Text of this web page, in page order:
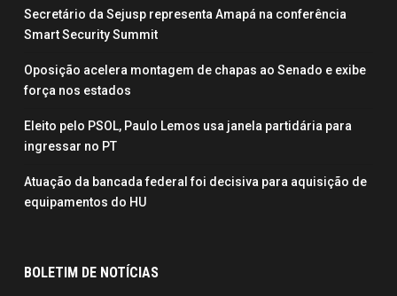
Secretário da Sejusp representa Amapá na conferência
Smart Security Summit
Oposição acelera montagem de chapas ao Senado e exibe
força nos estados
Eleito pelo PSOL, Paulo Lemos usa janela partidária para
ingressar no PT
Atuação da bancada federal foi decisiva para aquisição de
equipamentos do HU
BOLETIM DE NOTÍCIAS